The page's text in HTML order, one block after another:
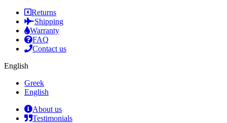
Returns
Shipping
Warranty
FAQ
Contact us
English
Greek
English
About us
Testimonials